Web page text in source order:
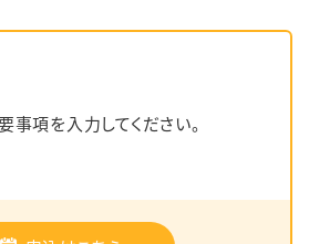
事項を入力してください。